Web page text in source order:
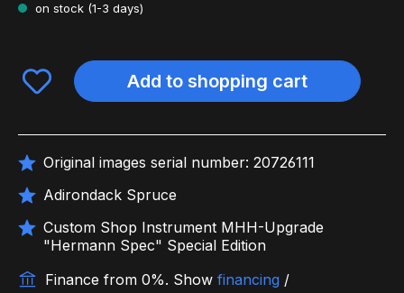
on stock (1-3 days)
Add to shopping cart
Original images serial number: 20726111
Adirondack Spruce
Custom Shop Instrument MHH-Upgrade
"Hermann Spec" Special Edition
Finance from 0%. Show financing /